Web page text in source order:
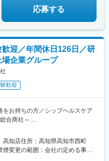
応募する
迎／年間休日126日／研
企業グループ
歓迎
をお持ちの方／シップヘルスケア
合商社～
管理、在宅業務、OTC販売など
知店住所：高知県高知市西町
変更の範囲：会社の定める事業